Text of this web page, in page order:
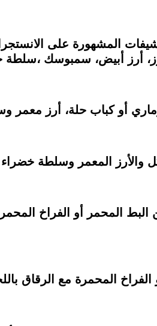
أرز أبيض، سمبوسك
أو كباب حلة، أرز
والأرز المعمر وسلطة
المحمر أو الفراخ
المحمرة مع الرقاق